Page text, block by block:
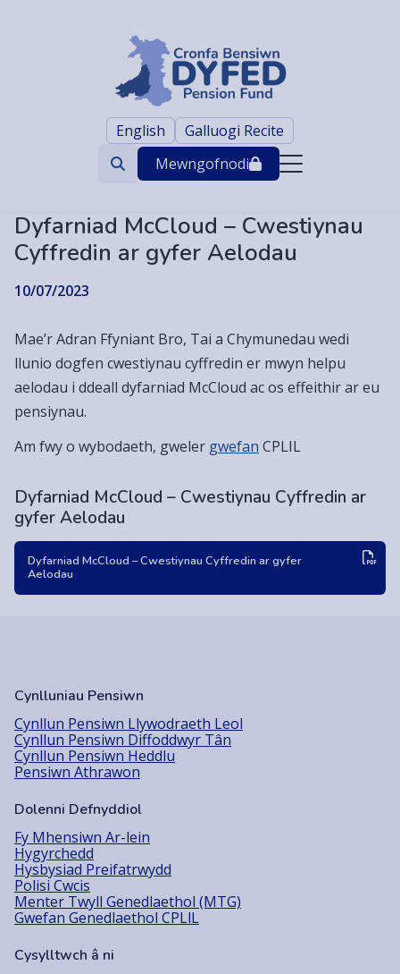
English Galluogi Recite
Search
Mewngofnodi
Dyfarniad McCloud – Cwestiynau
Cyffredin ar gyfer Aelodau
10/07/2023
Mae’r Adran Ffyniant Bro, Tai a Chymunedau wedi
llunio dogfen cwestiynau cyffredin er mwyn helpu
aelodau i ddeall dyfarniad McCloud ac os effeithir ar eu
pensiynau.
Am fwy o wybodaeth, gweler gwefan CPLIL
Dyfarniad McCloud – Cwestiynau Cyffredin ar
gyfer Aelodau
Dyfarniad McCloud – Cwestiynau Cyffredin ar gyfer
Aelodau
Cynlluniau Pensiwn
Cynllun Pensiwn Llywodraeth Leol
Cynllun Pensiwn Diffoddwyr Tân
Cynllun Pensiwn Heddlu
Pensiwn Athrawon
Dolenni Defnyddiol
Fy Mhensiwn Ar-lein
Hygyrchedd
Hysbysiad Preifatrwydd
Polisi Cwcis
Menter Twyll Genedlaethol (MTG)
Gwefan Genedlaethol CPLlL
Cysylltwch â ni